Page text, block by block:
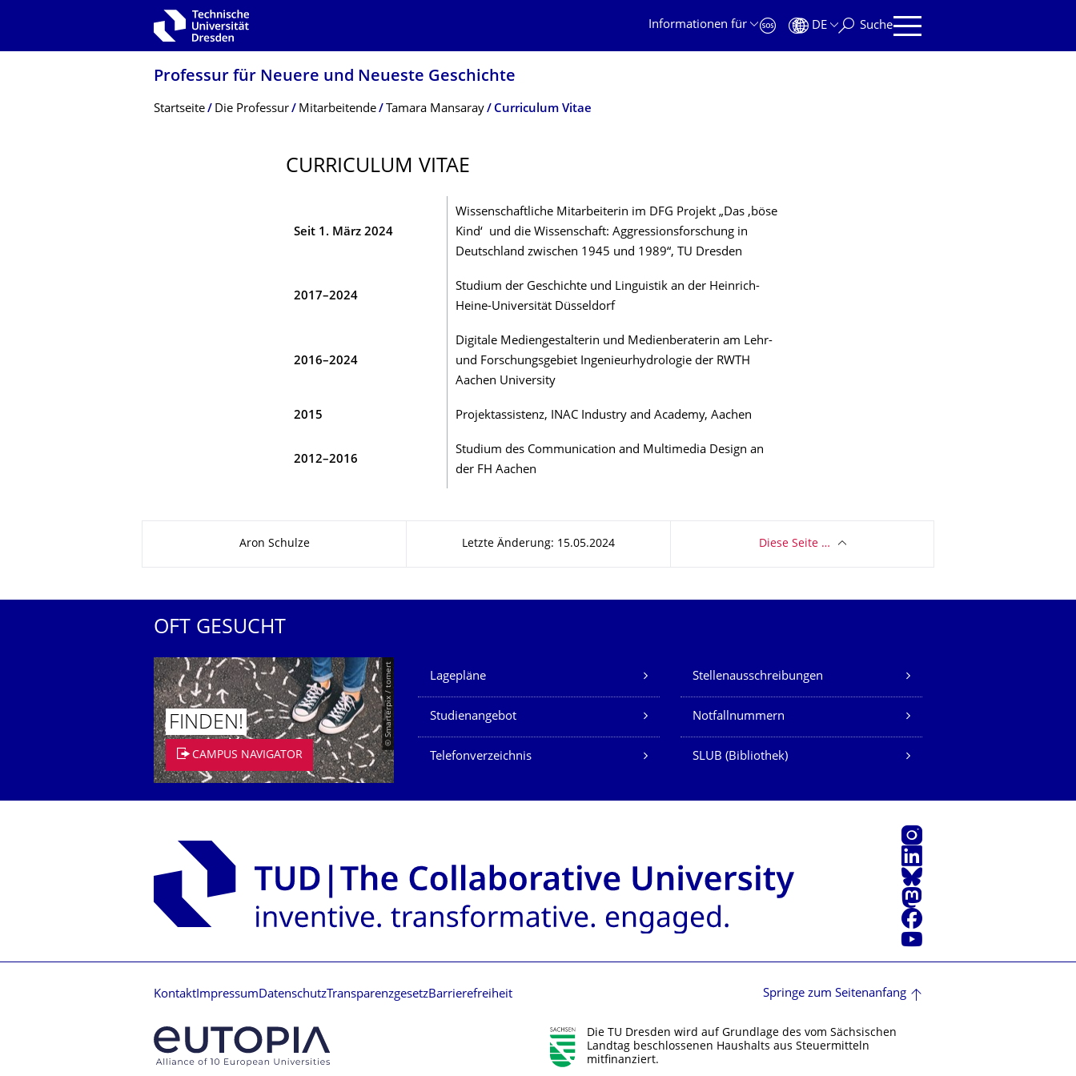
Zur Hauptnavigation springen
Informationen für
DE Suche
Professur für Neuere und Neueste Geschichte
Breadcrumb-Menü
Startseite Die Professur Mitarbeitende Tamara Mansaray Curriculum Vitae
CURRICULUM VITAE
Seit 1. März 2024
Wissenschaftliche Mitarbeiterin im DFG Projekt „Das ‚böse
Kind‘ und die Wissenschaft: Aggressionsforschung in
Deutschland zwischen 1945 und 1989“, TU Dresden
2017–2024
Studium der Geschichte und Linguistik an der Heinrich-
Heine-Universität Düsseldorf
2016–2024
Digitale Mediengestalterin und Medienberaterin am Lehr-
und Forschungsgebiet Ingenieurhydrologie der RWTH
Aachen University
2015 Projektassistenz, INAC Industry and Academy, Aachen
2012–2016
Studium des Communication and Multimedia Design an
der FH Aachen
Aron Schulze Letzte Änderung: 15.05.2024 Diese Seite …
OFT GESUCHT
© Smarterpix / tomert
FINDEN!
CAMPUS NAVIGATOR
Unsere Dienste
Lagepläne Stellenausschreibungen
Studienangebot Notfallnummern
Telefonverzeichnis SLUB (Bibliothek)
Instagram
LinkedIn
Bluesky
Mastodon
Facebook
Youtube
Kontakt Impressum DatenschutzTransparenzgesetzBarrierefreiheit Springe zum Seitenanfang
Die TU Dresden wird auf Grundlage des vom Sächsischen
Landtag beschlossenen Haushalts aus Steuermitteln
mitfinanziert.